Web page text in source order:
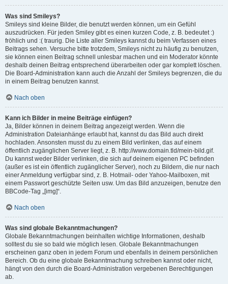
Was sind Smileys?
Smileys sind kleine Bilder, die benutzt werden können, um ein Gefühl
auszudrücken. Für jeden Smiley gibt es einen kurzen Code, z. B. bedeutet :)
fröhlich und :( traurig. Die Liste aller Smileys kannst du beim Verfassen eines
Beitrags sehen. Versuche bitte trotzdem, Smileys nicht zu häufig zu benutzen,
sie können einen Beitrag schnell unlesbar machen und ein Moderator könnte
deshalb deinen Beitrag entsprechend überarbeiten oder gar komplett löschen.
Die Board-Administration kann auch die Anzahl der Smileys begrenzen, die du
in einem Beitrag benutzen kannst.
Nach oben
Kann ich Bilder in meine Beiträge einfügen?
Ja, Bilder können in deinem Beitrag angezeigt werden. Wenn die
Administration Dateianhänge erlaubt hat, kannst du das Bild auch direkt
hochladen. Ansonsten musst du zu einem Bild verlinken, das auf einem
öffentlich zugänglichen Server liegt, z. B. http://www.domain.tld/mein-bild.gif.
Du kannst weder Bilder verlinken, die sich auf deinem eigenen PC befinden
(außer es ist ein öffentlich zugänglicher Server), noch zu Bildern, die nur nach
einer Anmeldung verfügbar sind, z. B. Hotmail- oder Yahoo-Mailboxen, mit
einem Passwort geschützte Seiten usw. Um das Bild anzuzeigen, benutze den
BBCode-Tag „[img]“.
Nach oben
Was sind globale Bekanntmachungen?
Globale Bekanntmachungen beinhalten wichtige Informationen, deshalb
solltest du sie so bald wie möglich lesen. Globale Bekanntmachungen
erscheinen ganz oben in jedem Forum und ebenfalls in deinem persönlichen
Bereich. Ob du eine globale Bekanntmachung schreiben kannst oder nicht,
hängt von den durch die Board-Administration vergebenen Berechtigungen
ab.